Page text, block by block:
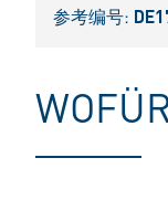
参考编号: